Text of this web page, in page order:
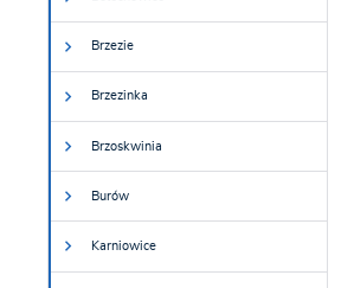
Brzezie
Brzezinka
Brzoskwinia
Burów
Karniowice